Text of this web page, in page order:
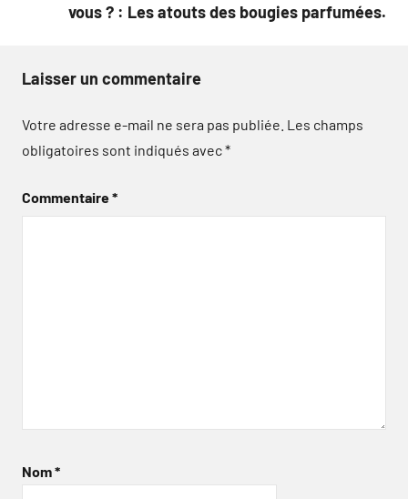
vous ? : Les atouts des bougies parfumées.
Laisser un commentaire
Votre adresse e-mail ne sera pas publiée. Les champs
obligatoires sont indiqués avec*
Commentaire*
Nom*